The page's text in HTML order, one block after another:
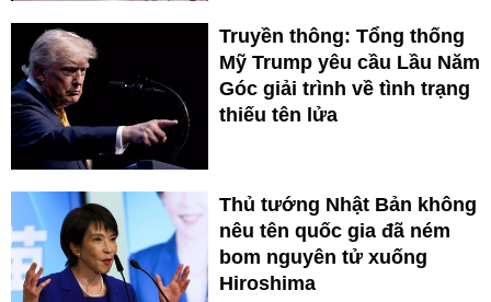
Truyền thông: Tổng thống
Mỹ Trump yêu cầu Lầu Năm
Góc giải trình về tình trạng
thiếu tên lửa
Thủ tướng Nhật Bản không
nêu tên quốc gia đã ném
bom nguyên tử xuống
Hiroshima